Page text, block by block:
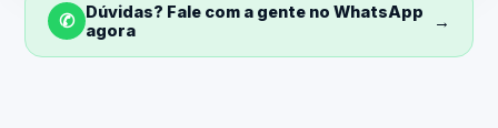
✆
Dúvidas? Fale com a gente no WhatsApp
agora
→